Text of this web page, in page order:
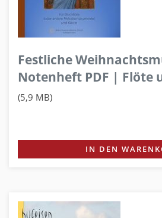
Festliche
Notenheft PDF | Flöte
(5,9 MB)
IN DEN